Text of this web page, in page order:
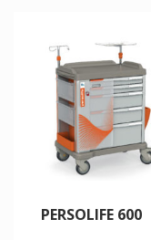
PERSOLIFE 600